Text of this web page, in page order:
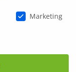
Marketing